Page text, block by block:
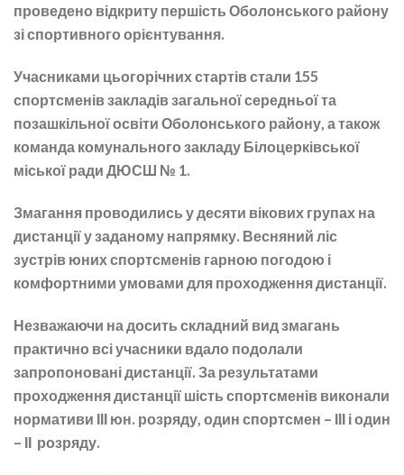
проведено відкриту першість Оболонського району
зі спортивного орієнтування.
Учасниками цьогорічних стартів стали 155
спортсменів закладів загальної середньої та
позашкільної освіти Оболонського району, а також
команда комунального закладу Білоцерківської
міської ради ДЮСШ № 1.
Змагання проводились у десяти вікових групах на
дистанції у заданому напрямку. Весняний ліс
зустрів юних спортсменів гарною погодою і
комфортними умовами для проходження дистанції.
Незважаючи на досить складний вид змагань
практично всі учасники вдало подолали
запропоновані дистанції. За результатами
проходження дистанції шість спортсменів виконали
нормативи ІІІ юн. розряду, один спортсмен – ІІІ і один
– ІІ розряду.